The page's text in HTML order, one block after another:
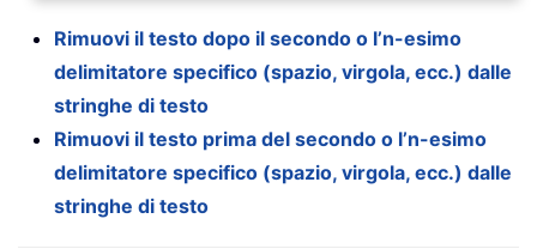
Rimuovi il testo dopo il secondo o l’n-esimo
delimitatore specifico (spazio, virgola, ecc.) dalle
stringhe di testo
Rimuovi il testo prima del secondo o l’n-esimo
delimitatore specifico (spazio, virgola, ecc.) dalle
stringhe di testo